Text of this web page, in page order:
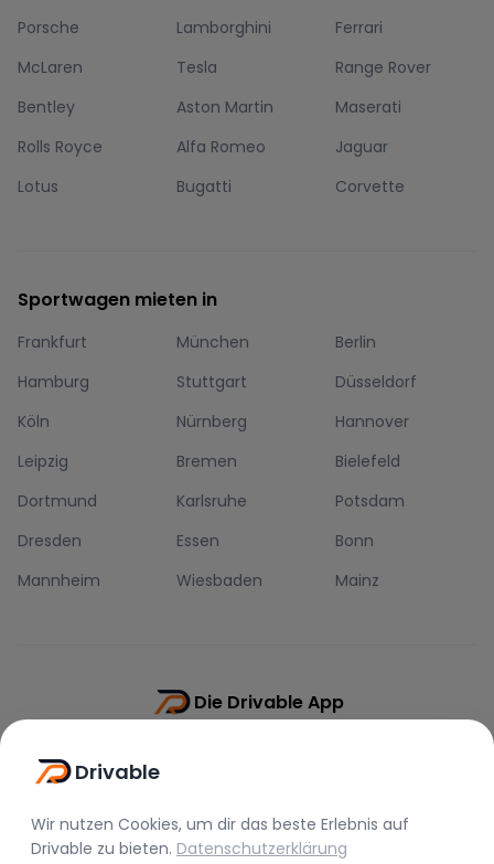
Porsche
Lamborghini
Ferrari
McLaren
Tesla
Range Rover
Bentley
Aston Martin
Maserati
Rolls Royce
Alfa Romeo
Jaguar
Lotus
Bugatti Corvette
Sportwagen mieten in
Frankfurt München
Berlin
Hamburg
Stuttgart
Düsseldorf
Köln
Nürnberg
Hannover
Leipzig
Bremen
Bielefeld
Dortmund
Karlsruhe
Potsdam
Dresden
Essen
Bonn
Mannheim
Wiesbaden Mainz
Die Drivable App
Drivable
Wir nutzen Cookies, um dir das beste Erlebnis auf
Drivable zu bieten. Datenschutzerklärung